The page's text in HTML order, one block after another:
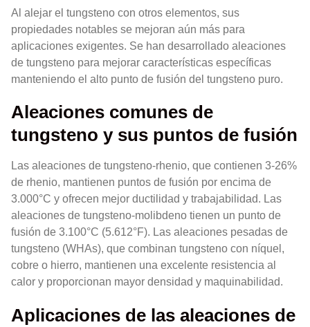
Al alejar el tungsteno con otros elementos, sus
propiedades notables se mejoran aún más para
aplicaciones exigentes. Se han desarrollado aleaciones
de tungsteno para mejorar características específicas
manteniendo el alto punto de fusión del tungsteno puro.
Aleaciones comunes de
tungsteno y sus puntos de fusión
Las aleaciones de tungsteno-rhenio, que contienen 3-26%
de rhenio, mantienen puntos de fusión por encima de
3.000°C y ofrecen mejor ductilidad y trabajabilidad. Las
aleaciones de tungsteno-molibdeno tienen un punto de
fusión de 3.100°C (5.612°F). Las aleaciones pesadas de
tungsteno (WHAs), que combinan tungsteno con níquel,
cobre o hierro, mantienen una excelente resistencia al
calor y proporcionan mayor densidad y maquinabilidad.
Aplicaciones de las aleaciones de